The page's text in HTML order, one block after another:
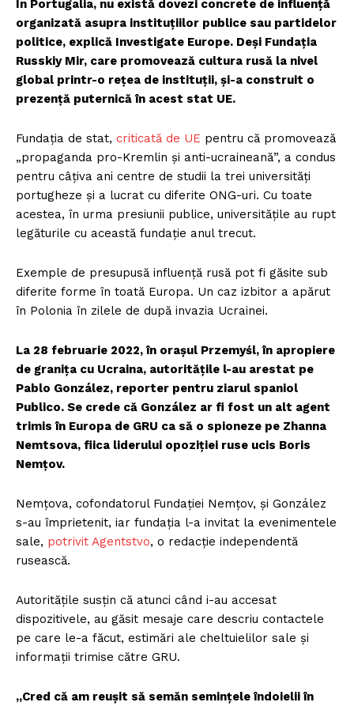
FREEDOM HOUSE ROMÂNIA
PRESShub
Despre noi / Echipa
Proiecte editoriale
Contact
În Portugalia, nu există dovezi concrete de influență
organizată asupra instituțiilor publice sau partidelor
politice, explică Investigate Europe. Deși Fundația
Russkiy Mir, care promovează cultura rusă la nivel
global printr-o rețea de instituții, și-a construit o
prezență puternică în acest stat UE.
Fundația de stat, criticată de UE pentru că promovează
„propaganda pro-Kremlin și anti-ucraineană”, a condus
pentru câțiva ani centre de studii la trei universități
portugheze și a lucrat cu diferite ONG-uri. Cu toate
acestea, în urma presiunii publice, universitățile au rupt
legăturile cu această fundație anul trecut.
Exemple de presupusă influență rusă pot fi găsite sub
diferite forme în toată Europa. Un caz izbitor a apărut
în Polonia în zilele de după invazia Ucrainei.
La 28 februarie 2022, în orașul Przemyśl, în apropiere
de granița cu Ucraina, autoritățile l-au arestat pe
Pablo González, reporter pentru ziarul spaniol
Publico. Se crede că González ar fi fost un alt agent
trimis în Europa de GRU ca să o spioneze pe Zhanna
Nemtsova, fiica liderului opoziției ruse ucis Boris
Nemțov.
Nemțova, cofondatorul Fundației Nemțov, și González
s-au împrietenit, iar fundația l-a invitat la evenimentele
sale, potrivit Agentstvo, o redacție independentă
rusească.
Autoritățile susțin că atunci când i-au accesat
dispozitivele, au găsit mesaje care descriu contactele
pe care le-a făcut, estimări ale cheltuielilor sale și
informații trimise către GRU.
„Cred că am reușit să semăn semințele îndoielii în